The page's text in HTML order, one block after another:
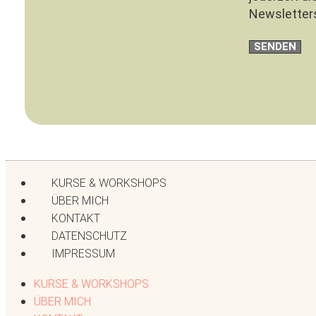
SENDEN
KURSE & WORKSHOPS
ÜBER MICH
KONTAKT
DATENSCHUTZ
IMPRESSUM
KURSE & WORKSHOPS
ÜBER MICH